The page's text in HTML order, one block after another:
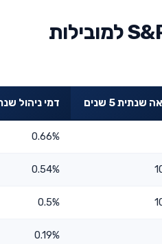
השוואת אלטשולר שחם השתלמות עוקב S&P 500 למובילות
שנתית 5 שנים דמי ניהול
0.66%
0.54%
0.5%
0.19%